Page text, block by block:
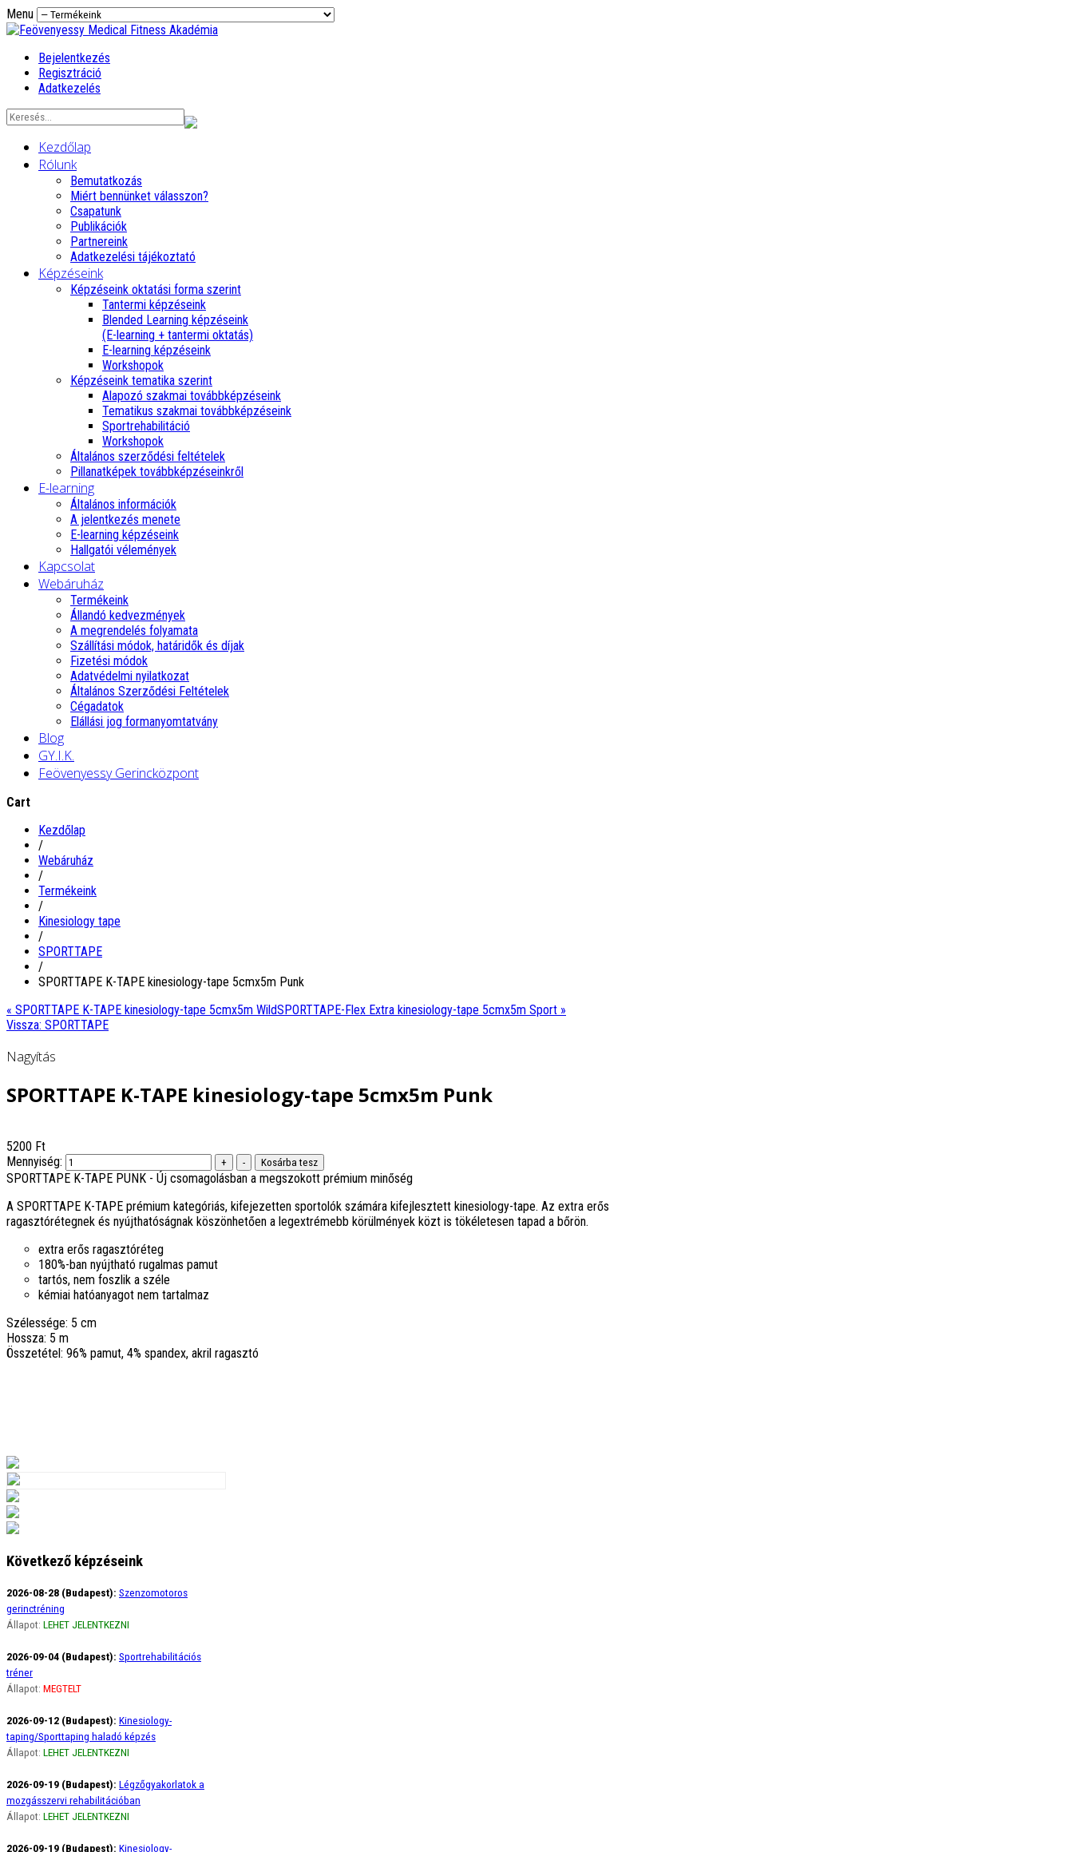
Menu
Bejelentkezés
Regisztráció
Adatkezelés
Kezdőlap
Rólunk
Bemutatkozás
Miért bennünket válasszon?
Csapatunk
Publikációk
Partnereink
Adatkezelési tájékoztató
Képzéseink
Képzéseink oktatási forma szerint
Tantermi képzéseink
Blended Learning képzéseink
(E-learning + tantermi oktatás)
E-learning képzéseink
Workshopok
Képzéseink tematika szerint
Alapozó szakmai továbbképzéseink
Tematikus szakmai továbbképzéseink
Sportrehabilitáció
Workshopok
Általános szerződési feltételek
Pillanatképek továbbképzéseinkről
E-learning
Általános információk
A jelentkezés menete
E-learning képzéseink
Hallgatói vélemények
Kapcsolat
Webáruház
Termékeink
Állandó kedvezmények
A megrendelés folyamata
Szállítási módok, határidők és díjak
Fizetési módok
Adatvédelmi nyilatkozat
Általános Szerződési Feltételek
Cégadatok
Elállási jog formanyomtatvány
Blog
GY.I.K.
Feövenyessy Gerincközpont
Cart
Kezdőlap
/
Webáruház
/
Termékeink
/
Kinesiology tape
/
SPORTTAPE
/
SPORTTAPE K-TAPE kinesiology-tape 5cmx5m Punk
« SPORTTAPE K-TAPE kinesiology-tape 5cmx5m WildSPORTTAPE-Flex Extra kinesiology-tape 5cmx5m Sport »
Vissza: SPORTTAPE
Nagyítás
SPORTTAPE K-TAPE kinesiology-tape 5cmx5m Punk
5200 Ft
Mennyiség:
SPORTTAPE K-TAPE PUNK - Új csomagolásban a megszokott prémium minőség
A SPORTTAPE K-TAPE prémium kategóriás, kifejezetten sportolók számára kifejlesztett kinesiology-tape. Az extra erős
ragasztórétegnek és nyújthatóságnak köszönhetően a legextrémebb körülmények közt is tökéletesen tapad a bőrön.
extra erős ragasztóréteg
180%-ban nyújtható rugalmas pamut
tartós, nem foszlik a széle
kémiai hatóanyagot nem tartalmaz
Szélessége: 5 cm
Hossza: 5 m
Összetétel: 96% pamut, 4% spandex, akril ragasztó
Következő képzéseink
2026-08-28 (Budapest): Szenzomotoros
gerinctréning
Állapot: LEHET JELENTKEZNI
2026-09-04 (Budapest): Sportrehabilitációs
tréner
Állapot: MEGTELT
2026-09-12 (Budapest): Kinesiology-
taping/Sporttaping haladó képzés
Állapot: LEHET JELENTKEZNI
2026-09-19 (Budapest): Légzőgyakorlatok a
mozgásszervi rehabilitációban
Állapot: LEHET JELENTKEZNI
2026-09-19 (Budapest): Kinesiology-